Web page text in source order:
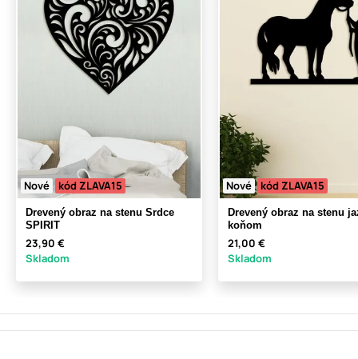
Nové kód ZLAVA15
Drevený obraz na stenu Srdce
SPIRIT
23,90 €
Skladom
Nové kód ZLAVA15
Drevený obraz na stenu
koňom
21,00 €
Skladom